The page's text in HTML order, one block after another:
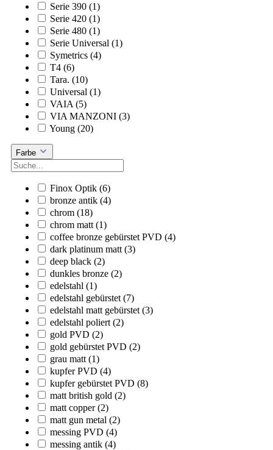
Serie 390 (1)
Serie 420 (1)
Serie 480 (1)
Serie Universal (1)
Symetrics (4)
T4 (6)
Tara. (10)
Universal (1)
VAIA (5)
VIA MANZONI (3)
Young (20)
Farbe
Finox Optik (6)
bronze antik (4)
chrom (18)
chrom matt (1)
coffee bronze gebürstet PVD (4)
dark platinum matt (3)
deep black (2)
dunkles bronze (2)
edelstahl (1)
edelstahl gebürstet (7)
edelstahl matt gebürstet (3)
edelstahl poliert (2)
gold PVD (2)
gold gebürstet PVD (2)
grau matt (1)
kupfer PVD (4)
kupfer gebürstet PVD (8)
matt british gold (2)
matt copper(2)
matt gun metal (2)
messing PVD (4)
messing antik (4)